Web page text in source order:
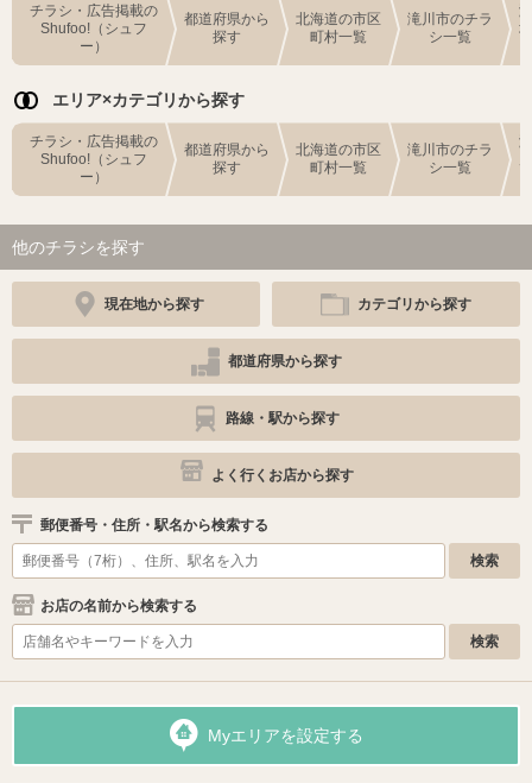
チラシ・広告掲載の
Shufoo!（シュフ
ー）
都道府県から
探す
北海道の市区
町村一覧
滝川市のチラ
シ一覧
エリア×カテゴリから探す
チラシ・広告掲載の
Shufoo!（シュフ
ー）
都道府県から
探す
北海道の市区
町村一覧
滝川市のチラ
シ一覧
他のチラシを探す
現在地から探す カテゴリから探す
都道府県から探す
路線・駅から探す
よく行くお店から探す
郵便番号・住所・駅名から検索する
お店の名前から検索する
Myエリアを設定する